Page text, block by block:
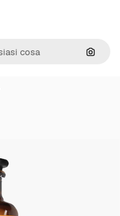
Cerca